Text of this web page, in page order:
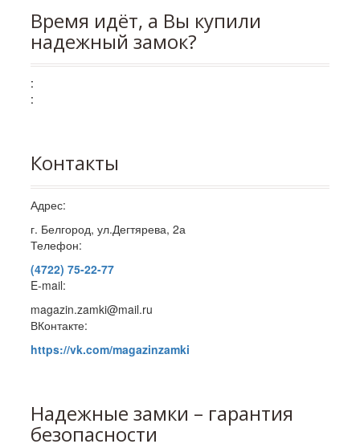
Время идёт, а Вы купили
надежный замок?
:
:
Контакты
Адрес:
г. Белгород, ул.Дегтярева, 2а
Телефон:
(4722) 75-22-77
E-mail:
magazin.zamki@mail.ru
ВКонтакте:
https://vk.com/magazinzamki
Надежные замки – гарантия
безопасности